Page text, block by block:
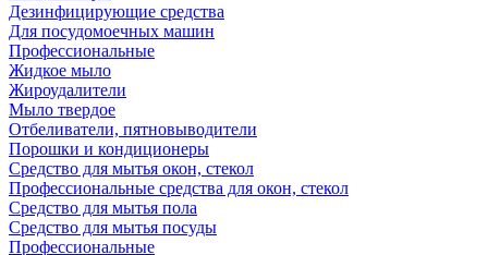
Дезинфицирующие средства
Для посудомоечных машин
Профессиональные
Жидкое мыло
Жироудалители
Мыло твердое
Отбеливатели, пятновыводители
Порошки и кондиционеры
Средство для мытья окон, стекол
Профессиональные средства для окон, стекол
Средство для мытья пола
Средство для мытья посуды
Профессиональные